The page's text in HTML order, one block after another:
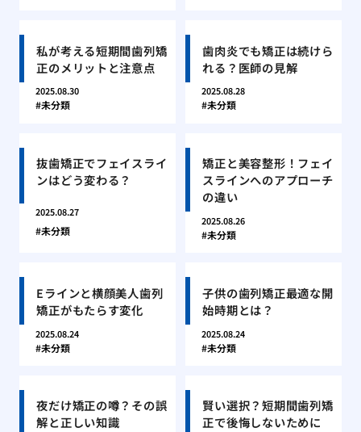
私が考える短期間歯列矯
正のメリットと注意点
2025.08.30
未分類
歯肉炎でも矯正は続けら
れる？医師の見解
2025.08.28
未分類
抜歯矯正でフェイスライ
ンはどう変わる？
2025.08.27
未分類
矯正と美容整形！フェイ
スラインへのアプローチ
の違い
2025.08.26
未分類
Eラインと横顔美人歯列
矯正がもたらす変化
2025.08.24
未分類
子供の歯列矯正最適な開
始時期とは？
2025.08.24
未分類
夜だけ矯正の噂？その誤
解と正しい知識
賢い選択？短期間歯列矯
正で後悔しないために